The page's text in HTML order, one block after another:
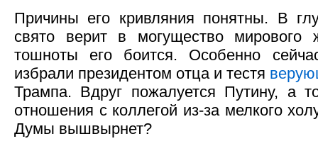
Причины его кривляния понятны. В
свято верит в могущество мирового
тошноты его боится. Особенно
избрали президентом отца и тестя
Трампа. Вдруг пожалуется Путину, а
отношения с коллегой из-за мелкого
Думы вышвырнет?